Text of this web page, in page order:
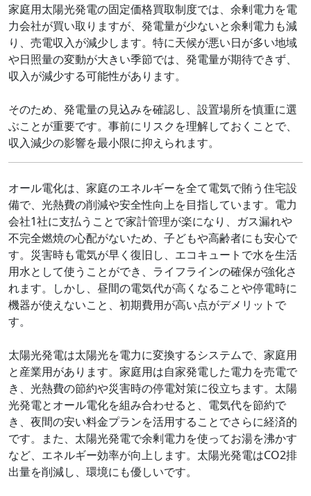
家庭用太陽光発電の固定価格買取制度では、余剰電力を電
力会社が買い取りますが、発電量が少ないと余剰電力も減
り、売電収入が減少します。特に天候が悪い日が多い地域
や日照量の変動が大きい季節では、発電量が期待できず、
収入が減少する可能性があります。
そのため、発電量の見込みを確認し、設置場所を慎重に選
ぶことが重要です。事前にリスクを理解しておくことで、
収入減少の影響を最小限に抑えられます。
オール電化は、家庭のエネルギーを全て電気で賄う住宅設
備で、光熱費の削減や安全性向上を目指しています。電力
会社1社に支払うことで家計管理が楽になり、ガス漏れや
不完全燃焼の心配がないため、子どもや高齢者にも安心で
す。災害時も電気が早く復旧し、エコキュートで水を生活
用水として使うことができ、ライフラインの確保が強化さ
れます。しかし、昼間の電気代が高くなることや停電時に
機器が使えないこと、初期費用が高い点がデメリットで
す。
太陽光発電は太陽光を電力に変換するシステムで、家庭用
と産業用があります。家庭用は自家発電した電力を売電で
き、光熱費の節約や災害時の停電対策に役立ちます。太陽
光発電とオール電化を組み合わせると、電気代を節約で
き、夜間の安い料金プランを活用することでさらに経済的
です。また、太陽光発電で余剰電力を使ってお湯を沸かす
など、エネルギー効率が向上します。太陽光発電はCO2排
出量を削減し、環境にも優しいです。